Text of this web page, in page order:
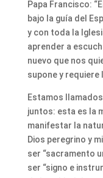
Papa Francisco:
bajo la guía del
y con toda la
aprender a
nuevo que nos
supone y requiere
Estamos
juntos: esta es la
manifestar la
Dios peregrino y
ser “sacramento
ser “signo e